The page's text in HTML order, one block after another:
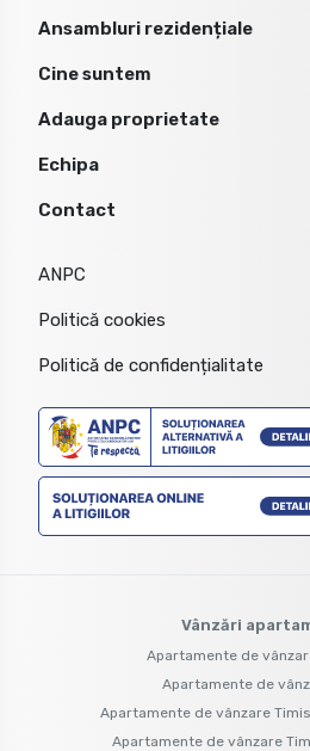
Ansambluri rezidențiale
Cine suntem
Adauga proprietate
Echipa
Contact
ANPC
Politică cookies
Politică de confidențialitate
Vânzări
Apartamente de
Apartamente de
Apartamente de vânzare
Apartamente de vânzare